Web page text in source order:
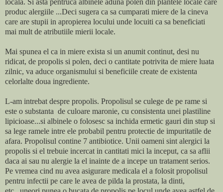
produc alergiile ...Deci sugera ca sa cumparati miere de la cineva
care are stupii in apropierea locului unde locuiti ca sa beneficiati
mai mult de atributiile mierii locale.
Mai spunea el ca in miere exista si un anumit continut, desi nu
ridicat, de propolis si polen, deci o cantitate potrivita de miere luata
zilnic, va aduce organismului si beneficiile create de existenta
celorlalte doua ingrediente.
L-am intrebat despre propolis. Propolisul se culege de pe rame si
este o substanta de culoare maronie, cu consistenta unei plastiline
lipicioase...si albinele o folosesc sa inchida ermetic gauri din stup si
sa lege ramele intre ele probabil pentru protectie de impuritatile de
afara. Propolisul contine 7 antibiotice. Unii oameni sint alergici la
propolis si el trebuie incercat in cantitati mici la inceput, ca sa aflii
daca ai sau nu alergie la el inainte de a incepe un tratament serios.
Pe vremea cind nu avea asigurare medicala el a folosit propolisul
pentru infectii pe care le avea de pilda la prostata, la dinti,